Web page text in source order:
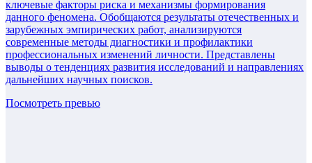
ключевые факторы риска и механизмы формирования
данного феномена. Обобщаются результаты отечественных и
зарубежных эмпирических работ, анализируются
современные методы диагностики и профилактики
профессиональных изменений личности. Представлены
выводы о тенденциях развития исследований и направлениях
дальнейших научных поисков.
Посмотреть превью